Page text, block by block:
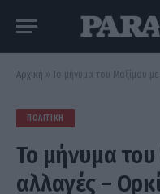
Αρχική » Το μήνυμα του Μαξίμου με τις
ΠΟΛΙΤΙΚΉ
Το μήνυμα του
αλλαγές –